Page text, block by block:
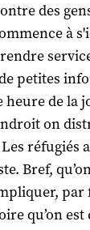
des
à
petites
heure de la
on
réfugiés
Bref,
qu’on